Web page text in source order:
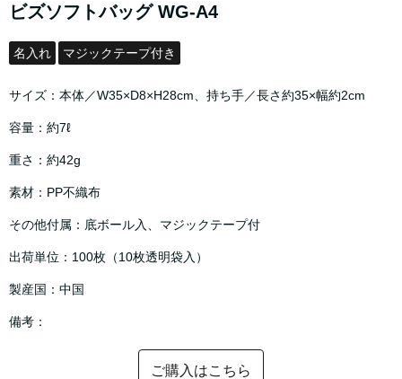
ビズソフトバッグ WG-A4
名入れ マジックテープ付き
サイズ：本体／W35×D8×H28cm、持ち手／長さ約35×幅約2cm
容量：約7ℓ
重さ：約42g
素材：PP不織布
その他付属：底ボール入、マジックテープ付
出荷単位：100枚（10枚透明袋入）
製産国：中国
備考：
ご購入はこちら